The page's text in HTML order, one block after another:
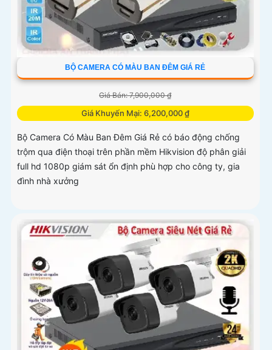
BỘ CAMERA CÓ MÀU BAN ĐÊM GIÁ RẺ
Giá Bán: 7,900,000 ₫
Giá Khuyến Mại: 6,200,000 ₫
Bộ Camera Có Màu Ban Đêm Giá Rẻ có báo động chống
trộm qua điện thoại trên phần mềm Hikvision độ phân giải
full hd 1080p giám sát ổn định phù hợp cho công ty, gia
đình nhà xưởng